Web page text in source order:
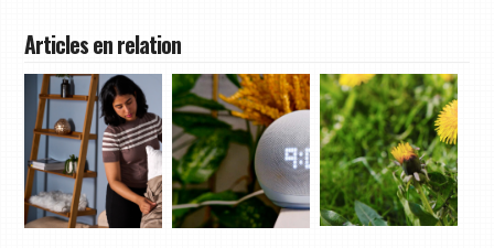
Articles en relation